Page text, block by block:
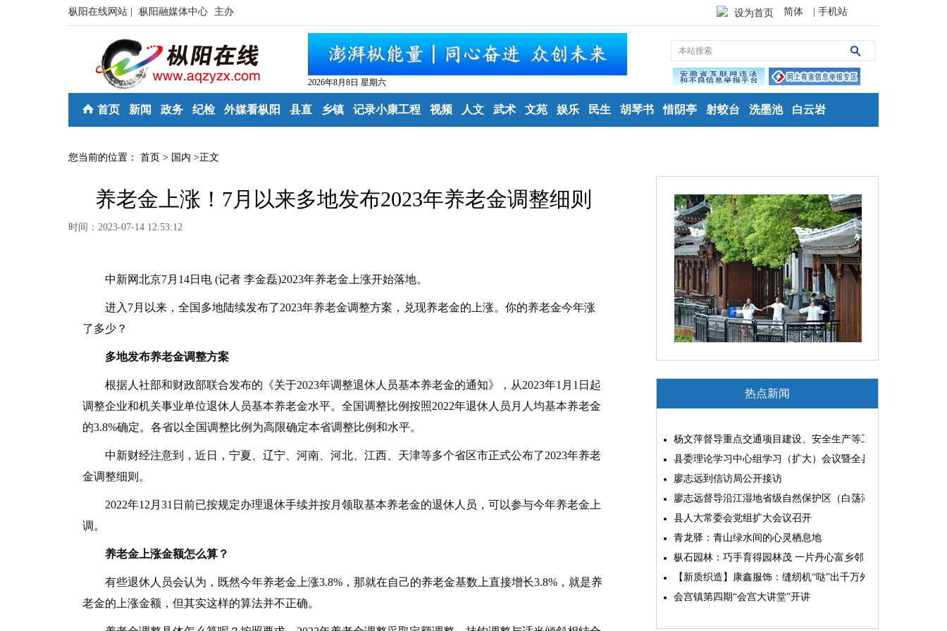
枞阳在线网站 | 枞阳融媒体中心 主办 设为首页 简体 | 手机站
2026年8月8日 星期六
首页 新闻 政务 纪检 外媒看枞阳 县直 乡镇 记录小康工程 视频 人文 武术 文苑 娱乐 民生 胡琴书 惜阴亭 射蛟台 洗墨池 白云岩
您当前的位置： 首页 > 国内 >正文
养老金上涨！7月以来多地发布2023年养老金调整细则
时间：2023-07-14 12:53:12
中新网北京7月14日电 (记者 李金磊)2023年养老金上涨开始落地。
进入7月以来，全国多地陆续发布了2023年养老金调整方案，兑现养老金的上涨。你的养老金今年涨
了多少？
多地发布养老金调整方案
根据人社部和财政部联合发布的《关于2023年调整退休人员基本养老金的通知》，从2023年1月1日起
调整企业和机关事业单位退休人员基本养老金水平。全国调整比例按照2022年退休人员月人均基本养老金
的3.8%确定。各省以全国调整比例为高限确定本省调整比例和水平。
中新财经注意到，近日，宁夏、辽宁、河南、河北、江西、天津等多个省区市正式公布了2023年养老
金调整细则。
2022年12月31日前已按规定办理退休手续并按月领取基本养老金的退休人员，可以参与今年养老金上
调。
养老金上涨金额怎么算？
有些退休人员会认为，既然今年养老金上涨3.8%，那就在自己的养老金基数上直接增长3.8%，就是养
老金的上涨金额，但其实这样的算法并不正确。
热点新闻
杨文萍督导重点交通项目建设、安全生产等工作
县委理论学习中心组学习（扩大）会议暨全县“两为”能力素质
廖志远到信访局公开接访
廖志远督导沿江湿地省级自然保护区（白荡湖片区）问题整改
县人大常委会党组扩大会议召开
青龙驿：青山绿水间的心灵栖息地
枞石园林：巧手育得园林茂 一片丹心富乡邻
【新质织造】康鑫服饰：缝纫机“哒”出千万外贸大生意
会宫镇第四期“会宫大讲堂”开讲